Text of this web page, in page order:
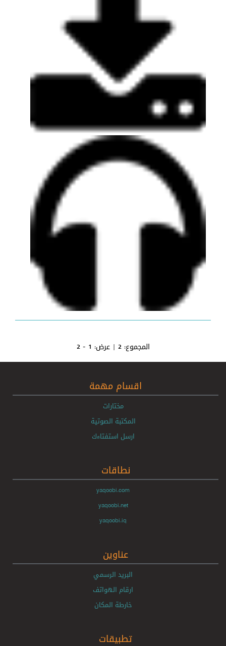
المجموع:2 | عرض: 1 - 2
اقسام مهمة
مختارات
المكتبة الصوتية
ارسل استفتاءك
نطاقات
yaqoobi.com
yaqoobi.net
yaqoobi.iq
عناوين
البريد الرسمي
ارقام الهواتف
خارطة المكان
تطبيقات